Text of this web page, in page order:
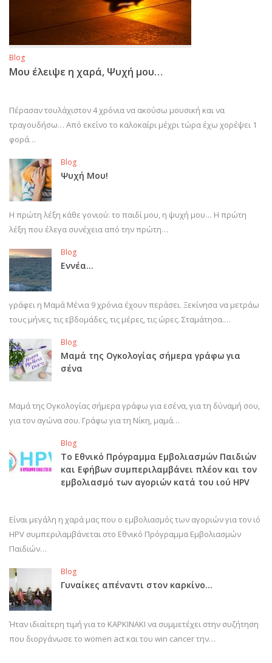
Blog
Μου έλειψε η χαρά, Ψυχή μου…
Πέρασαν τουλάχιστον 4 χρόνια να ακούσω μουσική και να
τραγουδήσω… Από εκείνο το καλοκαίρι μέχρι τώρα έχω χορέψει 1
φορά…
Blog
Ψυχή Μου!
Η πρώτη λέξη κάθε γονιού: το παιδί μου, η ψυχή μου… Η πρώτη
λέξη που έλεγα συνέχεια από την πρώτη…
Blog
Εννέα…
γράφει η Μαμά Μένια 9 χρόνια έχουν περάσει. Ξεκίνησα να μετράω
τους μήνες, τις εβδομάδες, τις μέρες, τις ώρες. Σταμάτησα.…
Blog
Μαμά της Ογκολογίας σήμερα γράφω για
σένα
Μαμά της Ογκολογίας σήμερα γράφω για εσένα, για τη δύναμή σου,
για τον αγώνα σου. Γράφω για τη Νίκη, μαμά…
Blog
Το Εθνικό Πρόγραμμα Εμβολιασμών Παιδιών
και Εφήβων συμπεριλαμβάνει πλέον και τον
εμβολιασμό των αγοριών κατά του ιού HPV
Είναι μεγάλη η χαρά μας που ο εμβολιασμός των αγοριών για τον ιό
HPV συμπεριλαμβάνεται στο Εθνικό Πρόγραμμα Εμβολιασμών
Παιδιών…
Blog
Γυναίκες απέναντι στον καρκίνο…
Ήταν ιδιαίτερη τιμή για το ΚΑΡΚΙΝΑΚΙ να συμμετέχει στην συζήτηση
που διοργάνωσε το women act και του win cancer την…